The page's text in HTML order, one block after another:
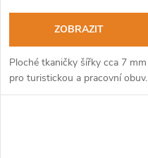
ZOBRAZIT
Ploché tkaničky šířky cca 7 mm
pro turistickou a pracovní obuv.